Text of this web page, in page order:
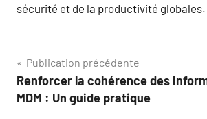
sécurité et de la productivité globales.
Navigation
de
Publication précédente
Renforcer la cohérence des
MDM : Un guide pratique